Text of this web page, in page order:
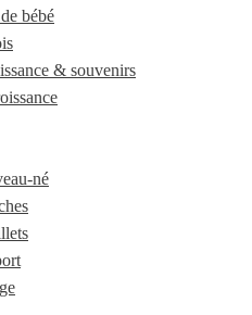
bébé
& souvenirs
né